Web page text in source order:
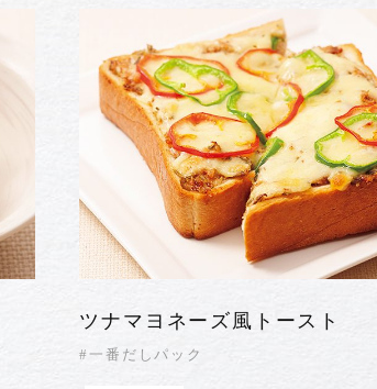
ツナマヨネーズ風トースト
#一番だしパック